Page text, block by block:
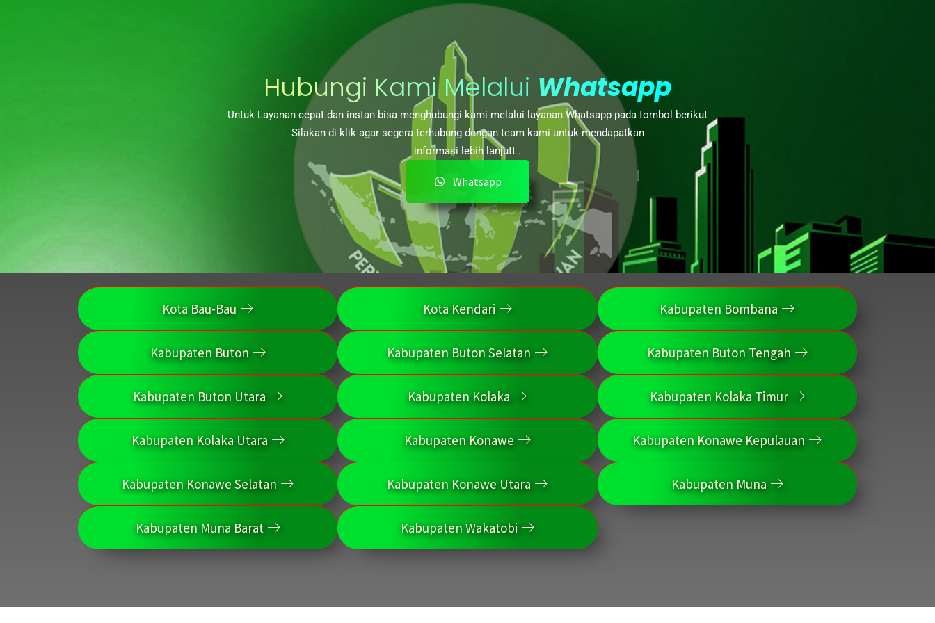
Hubungi Kami Melalui Whatsapp
Untuk Layanan cepat dan instan bisa menghubungi kami melalui layanan Whatsapp pada tombol berikut
Silakan di klik agar segera terhubung dengan team kami untuk mendapatkan
informasi lebih lanjutt .
Whatsapp
Kota Bau-Bau Kota Kendari Kabupaten Bombana
Kabupaten Buton Kabupaten Buton Selatan Kabupaten Buton Tengah
Kabupaten Buton Utara Kabupaten Kolaka Kabupaten Kolaka Timur
Kabupaten Kolaka Utara Kabupaten Konawe Kabupaten Konawe Kepulauan
Kabupaten Konawe Selatan Kabupaten Konawe Utara Kabupaten Muna
Kabupaten Muna Barat Kabupaten Wakatobi